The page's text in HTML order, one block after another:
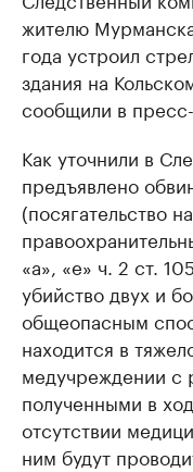
жителю
года устроил
здания на
сообщили в
Как уточнили в
предъявлено
(посягательство
«а», «е» ч. 2 ст.
убийство двух и
общеопасным
находится в
медучреждении с
полученными в
отсутствии
ним будут